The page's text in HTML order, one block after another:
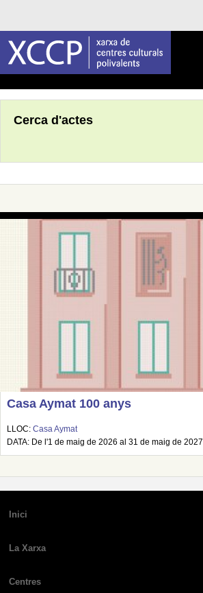
Cerca d'actes
Casa Aymat 100 anys
LLOC: Casa Aymat
DATA: De l'1 de maig de 2026 al 31 de maig de 2027
Inici
La Xarxa
Centres